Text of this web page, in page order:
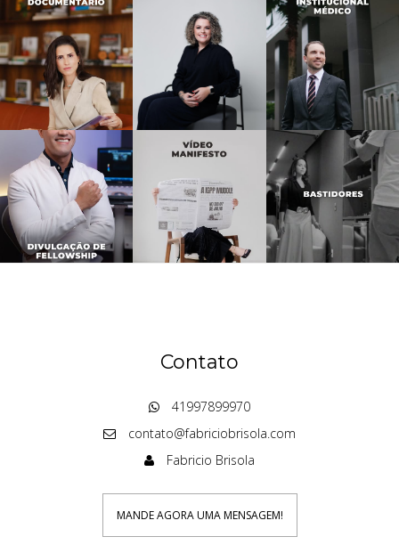
Contato
41997899970
contato@fabriciobrisola.com
Fabricio Brisola
MANDE AGORA UMA MENSAGEM!